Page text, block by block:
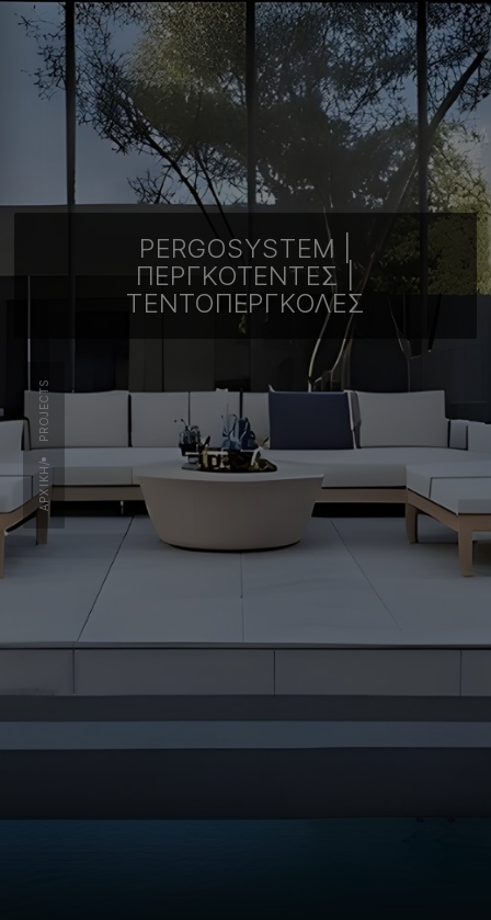
PERGOSYSTEM |
ΠΕΡΓΚΟΤΈΝΤΕΣ |
ΤΕΝΤΟΠΈΡΓΚΟΛΕΣ
ΑΡΧΙΚΉ
/
PROJECTS